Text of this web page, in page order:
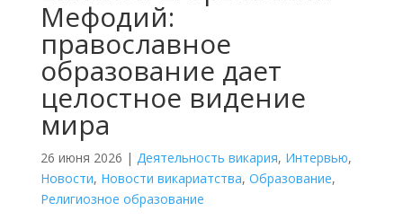
Мефодий:
православное
образование дает
целостное видение
мира
26 июня 2026 | Деятельность викария, Интервью,
Новости, Новости викариатства, Образование,
Религиозное образование